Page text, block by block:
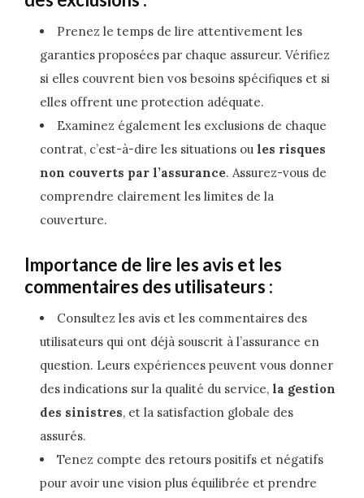
Prenez le temps de lire attentivement les
garanties proposées par chaque assureur. Vérifiez
si elles couvrent bien vos besoins spécifiques et si
elles offrent une protection adéquate.
Examinez également les exclusions de chaque
contrat, c’est-à-dire les situations ou les risques
non couverts par l’assurance. Assurez-vous de
comprendre clairement les limites de la
couverture.
Importance de lire les avis et les
commentaires des utilisateurs :
Consultez les avis et les commentaires des
utilisateurs qui ont déjà souscrit à l’assurance en
question. Leurs expériences peuvent vous donner
des indications sur la qualité du service, la gestion
des sinistres, et la satisfaction globale des
assurés.
Tenez compte des retours positifs et négatifs
pour avoir une vision plus équilibrée et prendre